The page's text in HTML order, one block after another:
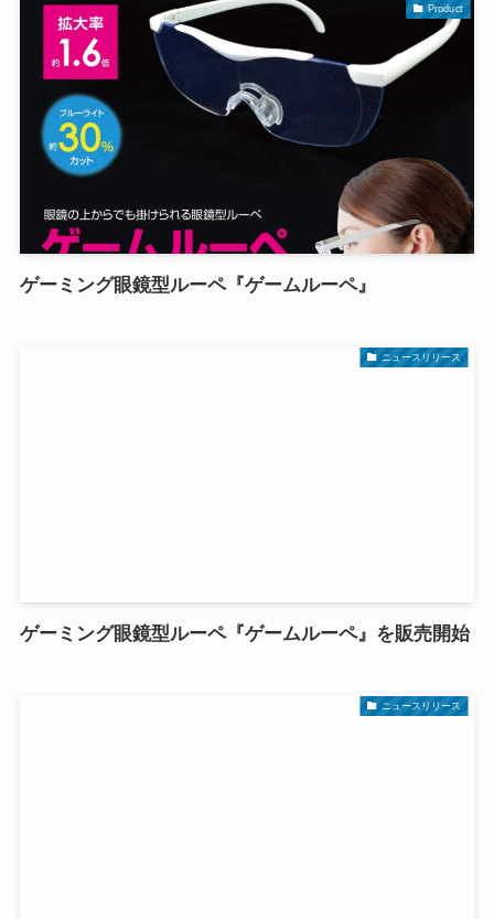
Product
ゲーミング眼鏡型ルーペ『ゲームルーペ』
ニュースリリース
ゲーミング眼鏡型ルーペ『ゲームルーペ』を販売開始
ニュースリリース